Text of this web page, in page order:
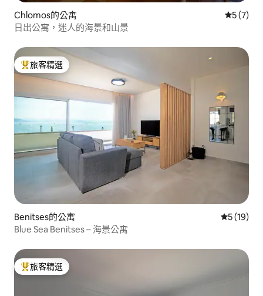
Chlomos的公寓 從 7 則評
5 (7)
日出公寓，迷人的海景和山景
旅客精選榜首
旅客精選
Benitses的公寓 從 19 則
5 (19)
Blue Sea Benitses – 海景公寓
旅客精選榜首
旅客精選